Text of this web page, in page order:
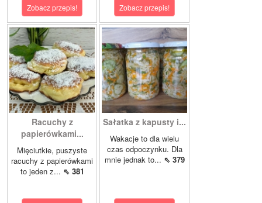
Zobacz przepis! Zobacz przepis!
Racuchy z
papierówkami...
Mięciutkie, puszyste
racuchy z papierówkami
to jeden z... ⇖ 381
Sałatka z kapusty i...
Wakacje to dla wielu
czas odpoczynku. Dla
mnie jednak to... ⇖ 379